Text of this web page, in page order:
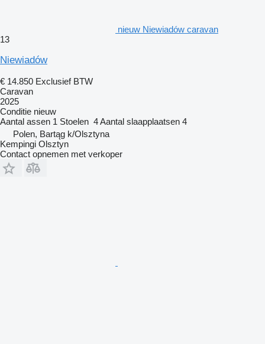
nieuw Niewiadów caravan
13
Niewiadów
€ 14.850 Exclusief BTW
Caravan
2025
Conditie nieuw
Aantal assen 1 Stoelen 4Aantal slaapplaatsen 4
Polen, Bartąg k/Olsztyna
Kempingi Olsztyn
Contact opnemen met verkoper